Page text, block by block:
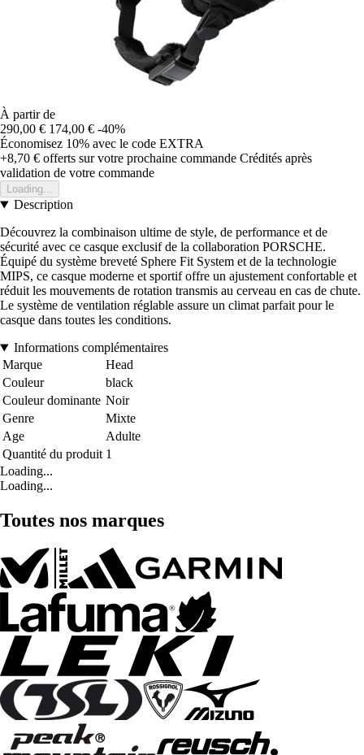
À partir de
290,00 € 174,00 € -40%
Économisez 10% avec le code EXTRA
+8,70 € offerts sur votre prochaine commande Crédités après
validation de votre commande
Loading...
Description
Découvrez la combinaison ultime de style, de performance et de
sécurité avec ce casque exclusif de la collaboration PORSCHE.
Équipé du système breveté Sphere Fit System et de la technologie
MIPS, ce casque moderne et sportif offre un ajustement confortable et
réduit les mouvements de rotation transmis au cerveau en cas de chute.
Le système de ventilation réglable assure un climat parfait pour le
casque dans toutes les conditions.
Informations complémentaires
Marque
Head
Couleur
black
Couleur dominante Noir
Genre
Mixte
Age
Adulte
Quantité du produit 1
Loading...
Loading...
Toutes nos marques